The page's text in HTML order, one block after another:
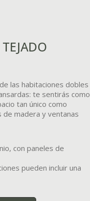
las habitaciones dobles
te sentirás como
tan único como
de madera y ventanas
con paneles de
pueden incluir una